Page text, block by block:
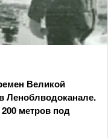
Великой
Леноблводоканале.
метров под